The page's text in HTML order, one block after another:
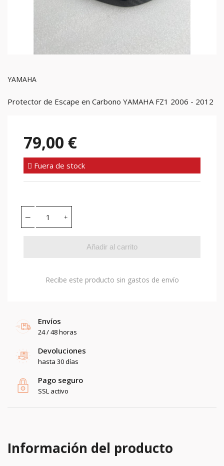
YAMAHA
Protector de Escape en Carbono YAMAHA FZ1 2006 - 2012
79,00 €
Fuera de stock
Añadir al carrito
Recibe este producto sin gastos de envío
Envíos
24 / 48 horas
Devoluciones
hasta 30 días
Pago seguro
SSL activo
Información del producto